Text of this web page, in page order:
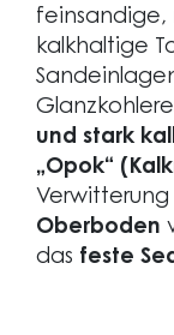
feinsandige,
kalkhaltige
und stark
„Opok“
Oberboden
das feste